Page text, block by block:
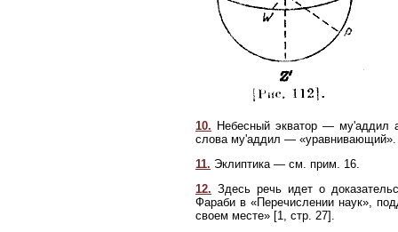
10. Небесный экватор — му'аддил
слова му'аддил — «уравнивающий».
11. Эклиптика — см. прим. 16.
12. Здесь речь идет о
Фараби в «Перечислении наук»,
своем месте» [1, стр. 27].